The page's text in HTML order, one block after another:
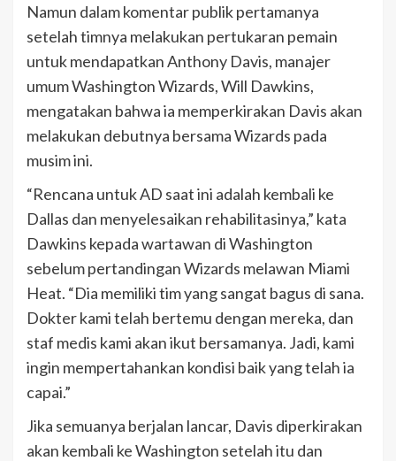
Namun dalam komentar publik pertamanya
setelah timnya melakukan pertukaran pemain
untuk mendapatkan Anthony Davis, manajer
umum Washington Wizards, Will Dawkins,
mengatakan bahwa ia memperkirakan Davis akan
melakukan debutnya bersama Wizards pada
musim ini.
“Rencana untuk AD saat ini adalah kembali ke
Dallas dan menyelesaikan rehabilitasinya,” kata
Dawkins kepada wartawan di Washington
sebelum pertandingan Wizards melawan Miami
Heat. “Dia memiliki tim yang sangat bagus di sana.
Dokter kami telah bertemu dengan mereka, dan
staf medis kami akan ikut bersamanya. Jadi, kami
ingin mempertahankan kondisi baik yang telah ia
capai.”
Jika semuanya berjalan lancar, Davis diperkirakan
akan kembali ke Washington setelah itu dan